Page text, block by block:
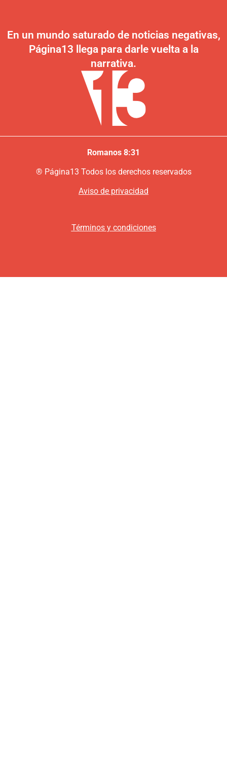
En un mundo saturado de noticias negativas,
Página13 llega para darle vuelta a la
narrativa.
Romanos 8:31
® Página13 Todos los derechos reservados
Aviso de privacidad
Términos y condiciones